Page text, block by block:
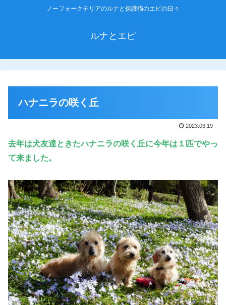
ノーフォークテリアのルナと保護猫のエピの日々
ルナとエピ
ハナニラの咲く丘
2023.03.19
去年は犬友達ときたハナニラの咲く丘に今年は１匹でやっ
て来ました。